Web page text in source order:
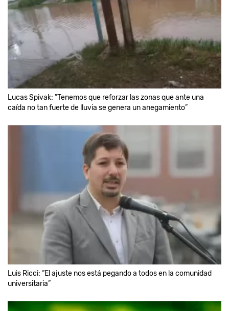
Lucas Spivak: ”Tenemos que reforzar las zonas que ante una
caída no tan fuerte de lluvia se genera un anegamiento”
Luis Ricci: “El ajuste nos está pegando a todos en la comunidad
universitaria”